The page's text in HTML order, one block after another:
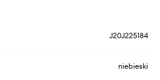
J20J225184
niebieski